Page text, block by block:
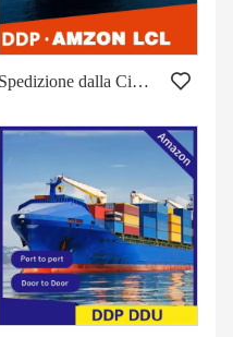
Spedizione dalla Cina al Canada